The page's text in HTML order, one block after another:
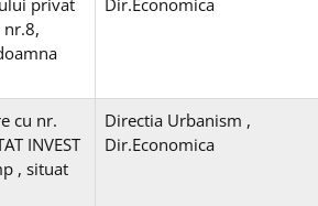
privat
Dir.Economica
cu nr.
INVEST
, situat
Directia Urbanism ,
Dir.Economica